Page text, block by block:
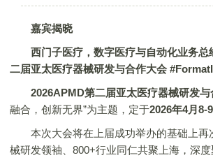
嘉宾揭晓
西门子医疗，数字医疗与自动化业务总
二届亚太医疗器械研发与合作大会
2026APMD第二届亚太医疗器械研发与
融合，创新无界”为主题，定于2026年4月8-
本次大会将在上届成功举办的基础上再
械研发领袖、800+行业同仁共聚上海，深